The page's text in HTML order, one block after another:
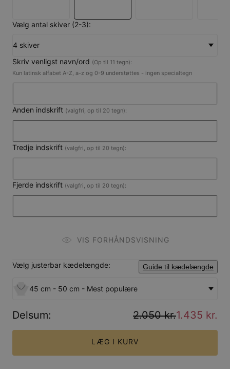
Vælg antal skiver (2-3):
4 skiver
Skriv venligst navn/ord (Op til 11 tegn):
Kun latinsk alfabet A-Z, a-z og 0-9 understøttes - ingen specialtegn
Anden indskrift (valgfri, op til 20 tegn):
Tredje indskrift (valgfri, op til 20 tegn):
Fjerde indskrift (valgfri, op til 20 tegn):
VIS FORHÅNDSVISNING
Vælg justerbar kædelængde: Guide til kædelængde
45 cm - 50 cm - Mest populære
Delsum: 2.050 kr.1.435 kr.
LÆG I KURV